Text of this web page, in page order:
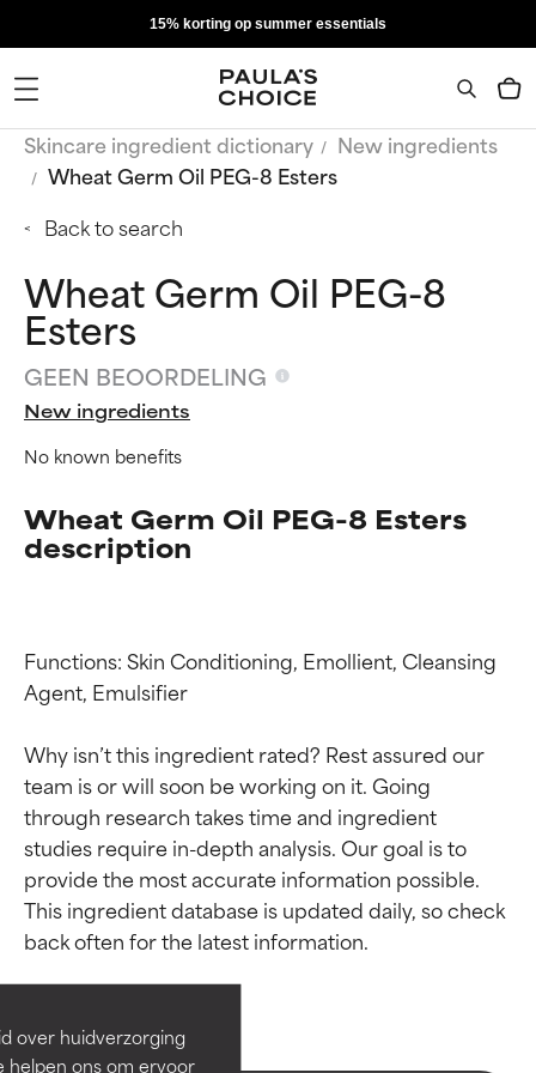
over huidverzorging
helpen ons om ervoor
15% korting op summer essentials
Skincare ingredient dictionary
New ingredients
Wheat Germ Oil PEG-8 Esters
Back to search
Wheat Germ Oil PEG-8
Esters
GEEN BEOORDELING
New ingredients
No known benefits
Wheat Germ Oil PEG-8 Esters
description
Functions: Skin Conditioning, Emollient, Cleansing
Agent, Emulsifier
Why isn’t this ingredient rated? Rest assured our
team is or will soon be working on it. Going
through research takes time and ingredient
studies require in-depth analysis. Our goal is to
provide the most accurate information possible.
This ingredient database is updated daily, so check
Beoordelingen van
ingrediënten
Bewezen en ondersteund door
onafhankelijk onderzoek.
Beoordelingen van
ingrediënten
Bewezen en ondersteund door
onafhankelijk onderzoek.